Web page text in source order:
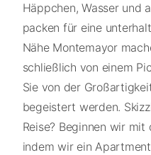
Häppchen, Wasser und
packen für eine
Nähe Montemayor
schließlich von einem
Sie von der
begeistert werden.
Reise? Beginnen wir
indem wir ein